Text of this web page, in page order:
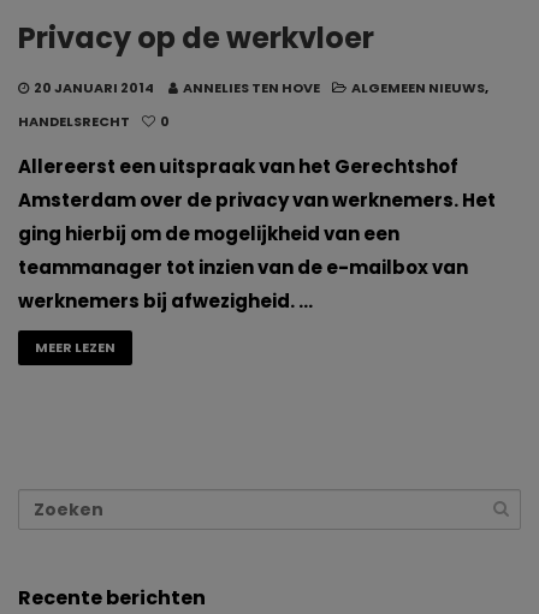
Privacy op de werkvloer
20 JANUARI 2014 ANNELIES TEN HOVE ALGEMEEN NIEUWS,
HANDELSRECHT
0
Allereerst een uitspraak van het Gerechtshof
Amsterdam over de privacy van werknemers. Het
ging hierbij om de mogelijkheid van een
teammanager tot inzien van de e-mailbox van
werknemers bij afwezigheid. …
MEER LEZEN
Recente berichten